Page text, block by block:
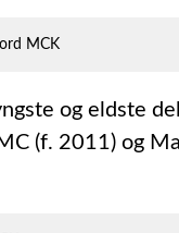
MCK
og eldste
(f. 2011) og